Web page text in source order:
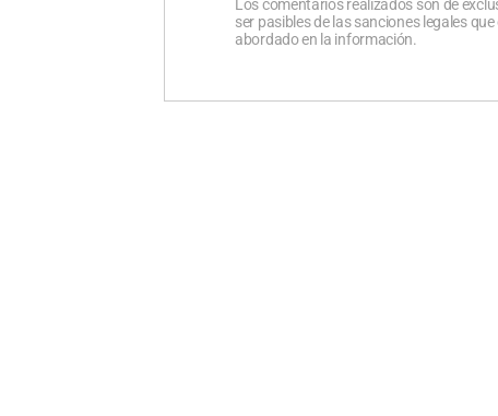
Los comentarios realizados son de
ser pasibles de las sanciones legales
abordado en la información.